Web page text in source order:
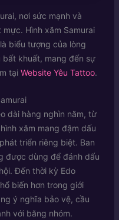
nơi sức mạnh và
Hình xăm Samurai
biểu tượng của lòng
khuất, mang đến sự
tại Website Yêu Tattoo.
dài hàng nghìn năm, từ
xăm mang đậm dấu
triển riêng biệt. Ban
được dùng để đánh dấu
Đến thời kỳ Edo
biến hơn trong giới
ý nghĩa bảo vệ, cầu
với băng nhóm.